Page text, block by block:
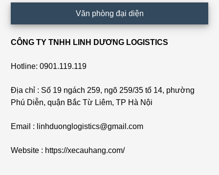
Văn phòng đại diện
CÔNG TY TNHH LINH DƯƠNG LOGISTICS
Hotline: 0901.119.119
Địa chỉ : Số 19 ngách 259, ngõ 259/35 tổ 14, phường
Phú Diễn, quận Bắc Từ Liêm, TP Hà Nội
Email : linhduonglogistics@gmail.com
Website : https://xecauhang.com/